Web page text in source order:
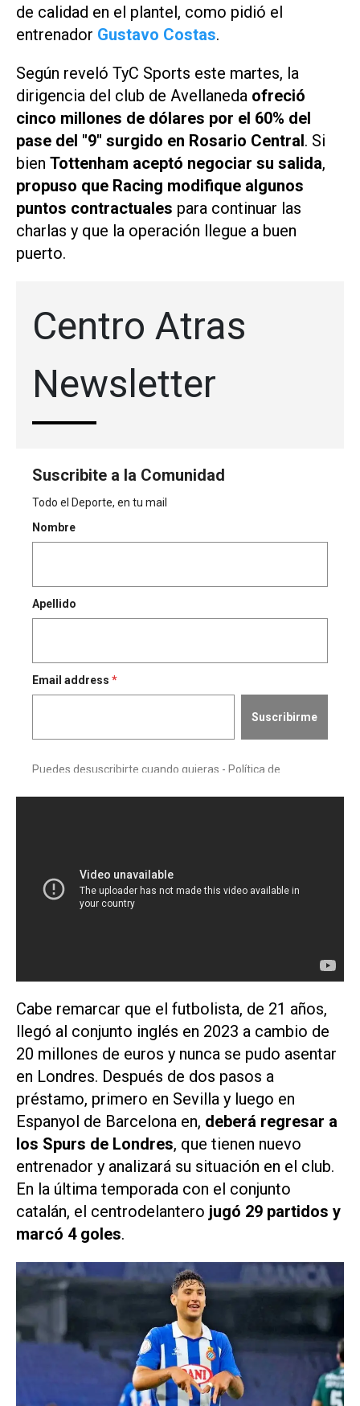
de calidad en el plantel, como pidió el
entrenador Gustavo Costas.
Según reveló TyC Sports este martes, la
dirigencia del club de Avellaneda ofreció
cinco millones de dólares por el 60% del
pase del "9" surgido en Rosario Central. Si
bien Tottenham aceptó negociar su salida,
propuso que Racing modifique algunos
puntos contractuales para continuar las
charlas y que la operación llegue a buen
puerto.
Cabe remarcar que el futbolista, de 21 años,
llegó al conjunto inglés en 2023 a cambio de
20 millones de euros y nunca se pudo asentar
en Londres. Después de dos pasos a
préstamo, primero en Sevilla y luego en
Espanyol de Barcelona en, deberá regresar a
los Spurs de Londres, que tienen nuevo
entrenador y analizará su situación en el club.
En la última temporada con el conjunto
catalán, el centrodelantero jugó 29 partidos y
marcó 4 goles.